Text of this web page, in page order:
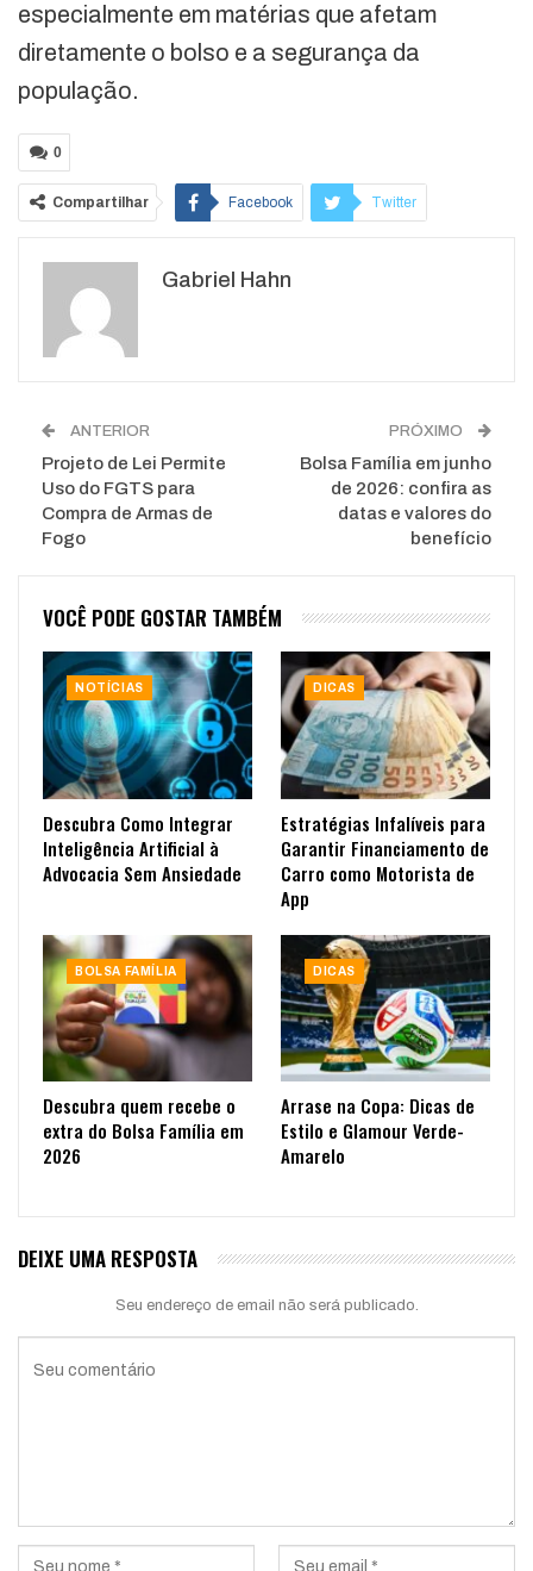
especialmente em matérias que afetam
diretamente o bolso e a segurança da
população.
0
Compartilhar Facebook Twitter
WhatsApp
Gabriel Hahn
ANTERIOR
Projeto de Lei Permite
Uso do FGTS para
Compra de Armas de
Fogo
PRÓXIMO
Bolsa Família em junho
de 2026: confira as
datas e valores do
benefício
VOCÊ PODE GOSTAR TAMBÉM
NOTÍCIAS
Descubra Como Integrar
Inteligência Artificial à
Advocacia Sem Ansiedade
DICAS
Estratégias Infalíveis para
Garantir Financiamento de
Carro como Motorista de
App
BOLSA FAMÍLIA
Descubra quem recebe o
extra do Bolsa Família em
2026
DICAS
Arrase na Copa: Dicas de
Estilo e Glamour Verde-
Amarelo
DEIXE UMA RESPOSTA
Seu endereço de email não será publicado.